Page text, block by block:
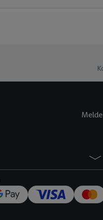
Sofern Sie hier Ihre
Plus-Konto einloggen,
zu erstellen (die
können, um Sie in
Hierzu wird von uns
Zudem erlauben Sie
den Lidl-Diensten
Wenn das der Fall ist,
Kundenkonto-
Insbesondere können
Nutzung der Utiq-
widerrufen - jederzeit
Telekommunikations-